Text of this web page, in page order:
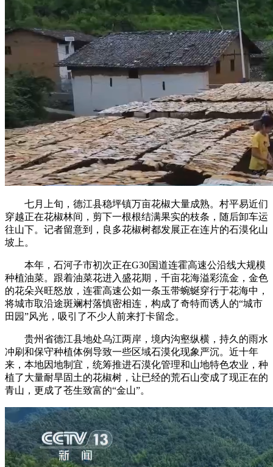
七月上旬，德江县稳坪镇万亩花椒大量成熟。村平易近们
穿越正在花椒林间，剪下一根根结满果实的枝条，随后卸车运
往山下。记者留意到，良多花椒树都发展正在连片的石漠化山
坡上。
本年，石河子市初次正在G30国道连霍高速公沿线大规模
种植油菜。跟着油菜花进入盛花期，千亩花海溢彩流金，金色
的花朵兴旺怒放，连霍高速公如一条玉带蜿蜒穿行于花海中，
将城市取沿途斑斓村落慎密相连，构成了奇特而诱人的“城市
田园”风光，吸引了不少人前来打卡留念。
贵州省德江县地处乌江两岸，境内沟壑纵横，持久的雨水
冲刷和保守种植体例导致一些区域石漠化现象严沉。近十年
来，本地因地制宜，统筹推进石漠化管理和山地特色农业，种
植了大量耐旱固土的花椒树，让已经的荒石山变成了现正在的
青山，更成了苍生致富的“金山”。